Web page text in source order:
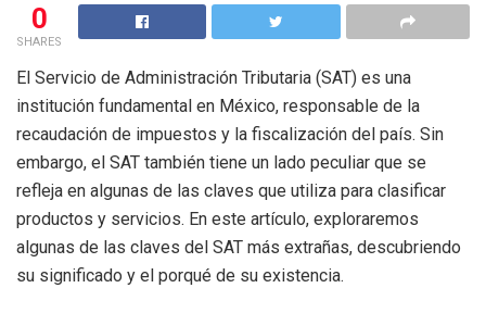
0
SHARES
El Servicio de Administración Tributaria (SAT) es una
institución fundamental en México, responsable de la
recaudación de impuestos y la fiscalización del país. Sin
embargo, el SAT también tiene un lado peculiar que se
refleja en algunas de las claves que utiliza para clasificar
productos y servicios. En este artículo, exploraremos
algunas de las claves del SAT más extrañas, descubriendo
su significado y el porqué de su existencia.